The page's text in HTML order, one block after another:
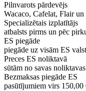
Pilnvarots pārdevējs
Wacaco, Cafelat, Flair un
Specializētais izplatītājs
atbalsts pirms un pēc
ES piegāde
piegāde uz visām ES
Preces ES noliktavā
sūtām no savas noliktavas
Bezmaksas piegāde ES
pasūtījumiem virs 150,00